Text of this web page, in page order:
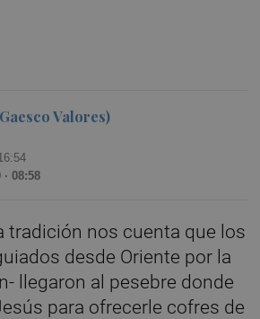
Valores)
08:58
tradición nos cuenta que los
desde Oriente por la
llegaron al pesebre donde
para ofrecerle cofres de